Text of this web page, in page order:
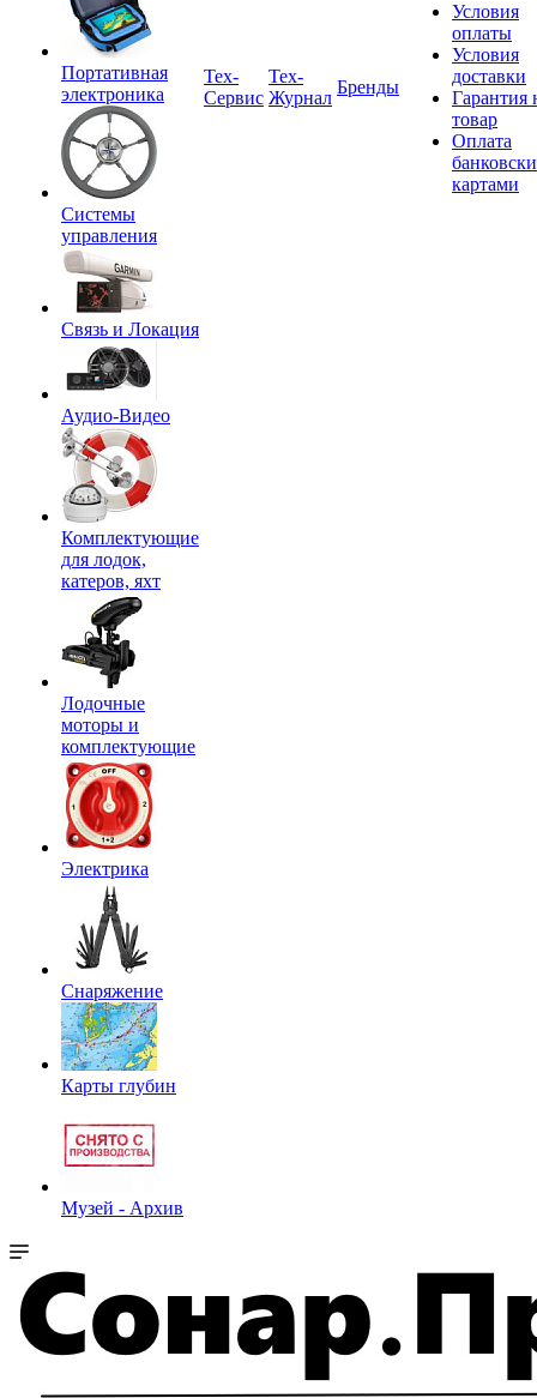
Портативная
электроника
Системы
управления
Связь и Локация
Аудио-Видео
Комплектующие
для лодок,
катеров, яхт
Лодочные
моторы и
комплектующие
Электрика
Снаряжение
Карты глубин
Музей - Архив
Tex-
Сервис
Тех-
Журнал
Бренды
Условия
оплаты
Условия
доставки
Гарантия
товар
Оплата
картами